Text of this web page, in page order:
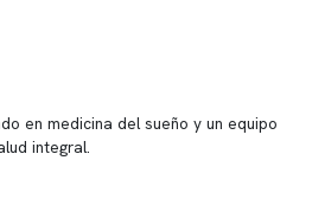
en medicina del sueño y un equipo
integral.